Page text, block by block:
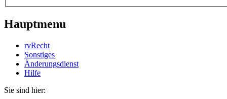
Hauptmenu
rvRecht
Sonstiges
Änderungsdienst
Hil­fe
Sie sind hier: